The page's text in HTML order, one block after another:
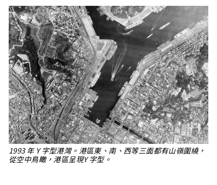
1993 年 Y 字型港灣。港區東、南、西等三面都有山嶺圍繞，
從空中鳥瞰，港區呈現Y 字型。